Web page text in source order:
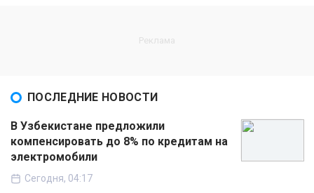
ПОСЛЕДНИЕ НОВОСТИ
В Узбекистане предложили
компенсировать до 8% по кредитам на
электромобили
Сегодня, 04:17